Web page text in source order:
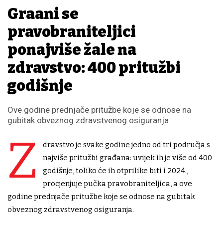
Građani se
pravobraniteljici
ponajviše žale na
zdravstvo: 400 pritužbi
godišnje
Ove godine prednjače pritužbe koje se odnose na
gubitak obveznog zdravstvenog osiguranja
Z
dravstvo je svake godine jedno od tri područja s
najviše pritužbi građana: uvijek ih je više od 400
godišnje, toliko će ih otprilike biti i 2024.,
procjenjuje pučka pravobraniteljica, a ove
godine prednjače pritužbe koje se odnose na gubitak
obveznog zdravstvenog osiguranja.